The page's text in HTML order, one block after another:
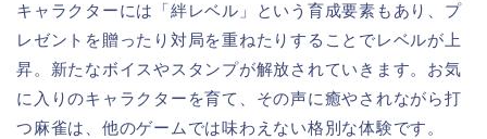
キャラクターには「絆レベル」という育成要素もあり、プ
レゼントを贈ったり対局を重ねたりすることでレベルが上
昇。新たなボイスやスタンプが解放されていきます。お気
に入りのキャラクターを育て、その声に癒やされながら打
つ麻雀は、他のゲームでは味わえない格別な体験です。